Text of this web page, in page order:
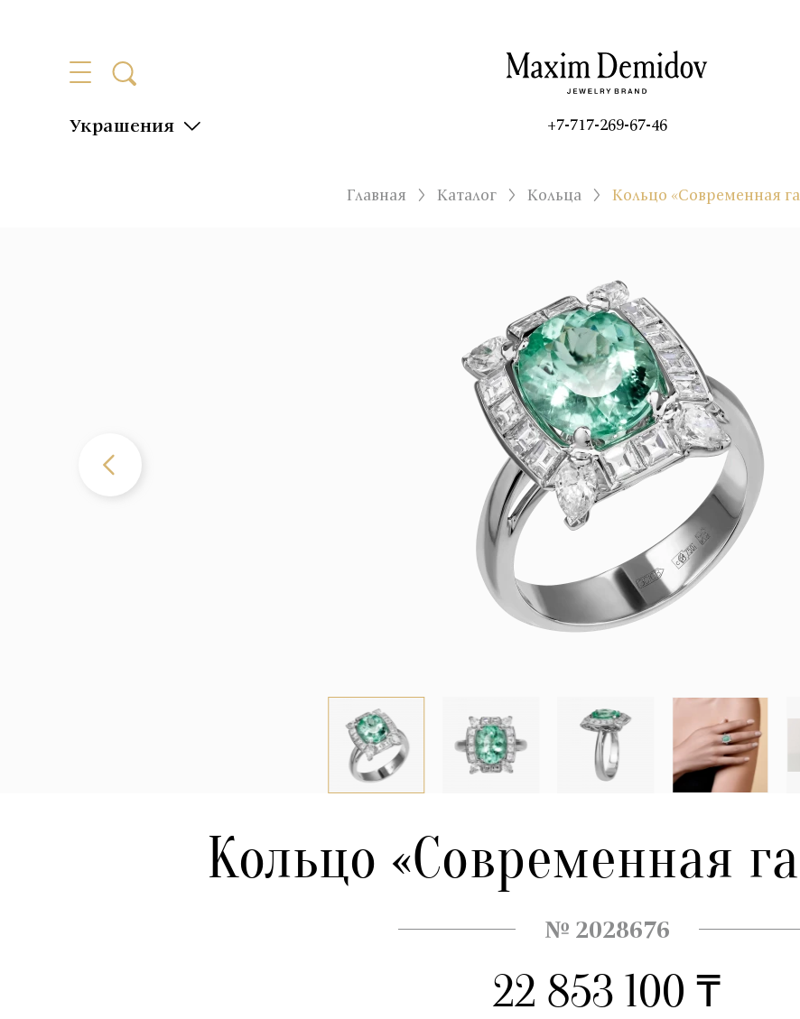
Украшения +7-717-269-67-46
Главная Каталог Кольца Кольцо «Современная
Кольцо «Современная
№ 2028676
22 853 100 ₸